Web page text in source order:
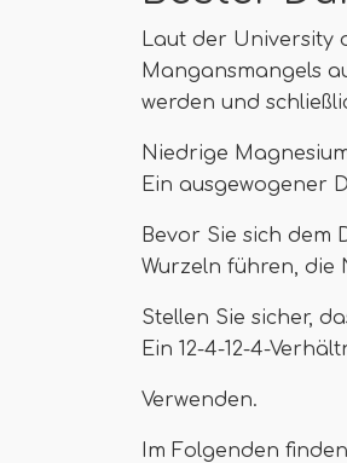
Laut der University
Mangansmangels
werden und
Niedrige
Ein ausgewogener
Bevor Sie sich dem
Wurzeln führen,
Stellen Sie sicher,
Ein 12-4-12-4-
Verwenden.
Im Folgenden